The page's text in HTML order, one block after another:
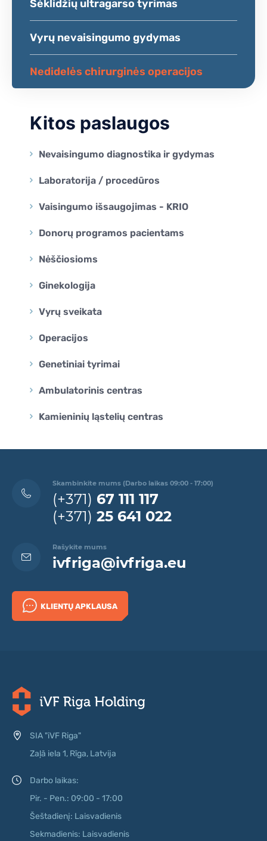
Sėklidžių ultragarso tyrimas
Vyrų nevaisingumo gydymas
Nedidelės chirurginės operacijos
Kitos paslaugos
Nevaisingumo diagnostika ir gydymas
Laboratorija / procedūros
Vaisingumo išsaugojimas - KRIO
Donorų programos pacientams
Nėščiosioms
Ginekologija
Vyrų sveikata
Operacijos
Genetiniai tyrimai
Ambulatorinis centras
Kamieninių ląstelių centras
Skambinkite mums (Darbo laikas 09:00 - 17:00)
(+371) 67 111 117
(+371) 25 641 022
Rašykite mums
ivfriga@ivfriga.eu
KLIENTŲ APKLAUSA
SIA "iVF Riga"
Zaļā iela 1, Rīga, Latvija
Darbo laikas:
Pir. - Pen.: 09:00 - 17:00
Šeštadienį: Laisvadienis
Sekmadienis: Laisvadienis